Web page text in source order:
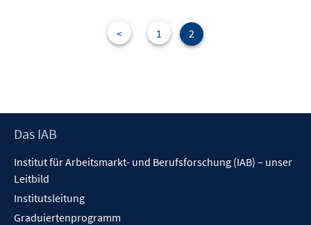
< 1 2
Footer
Das IAB
Institut für Arbeitsmarkt- und Berufsforschung (IAB) – unser
Leitbild
Institutsleitung
Graduiertenprogramm